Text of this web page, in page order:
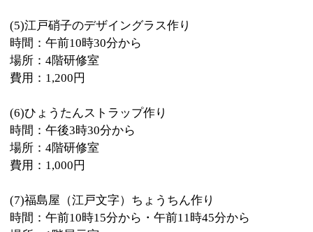
★★そのほかにも、催しが盛りだくさんです。★★
対象
(2)(6)(8)小学生以上
申込
(1)～(6)5月30日（土曜日）午前9時から電話で、タワー
ホール船堀
電話：03-5676-2211
主催・問い合わせ